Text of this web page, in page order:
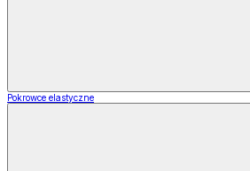
Pokrowce elastyczne